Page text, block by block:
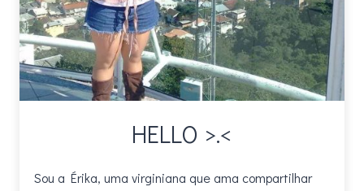
HELLO >.<
Sou a Érika, uma virginiana que ama compartilhar